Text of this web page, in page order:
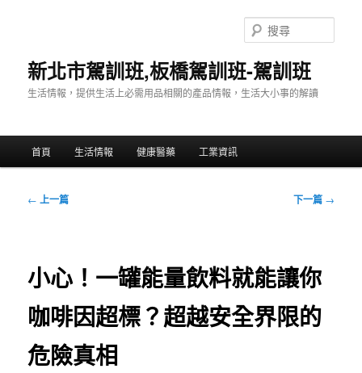
新北市駕訓班,板橋駕訓班-駕訓班
生活情報，提供生活上必需用品相關的產品情報，生活大小事的解讀
尋
首頁 生活情報 健康醫藥 工業資訊
文
← 上一篇 下一篇 →
小心！一罐能量飲料就能讓你
咖啡因超標？超越安全界限的
危險真相